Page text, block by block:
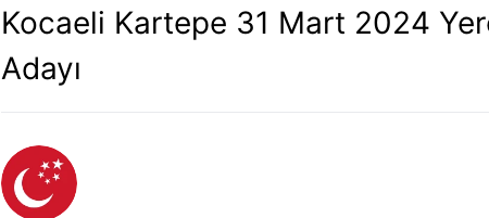
Kocaeli Kartepe 31 Mart 2024
Adayı